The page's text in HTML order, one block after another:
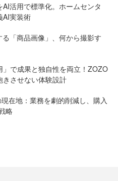
活用で標準化。ホームセンタ
AI実装術
「商品画像」、何から撮影す
」で成果と独自性を両立！ZOZO
させない体験設計
在地：業務を劇的削減し、購入
略